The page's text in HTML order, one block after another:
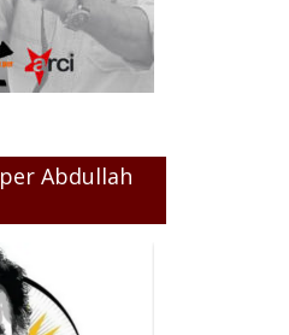
Abdullah